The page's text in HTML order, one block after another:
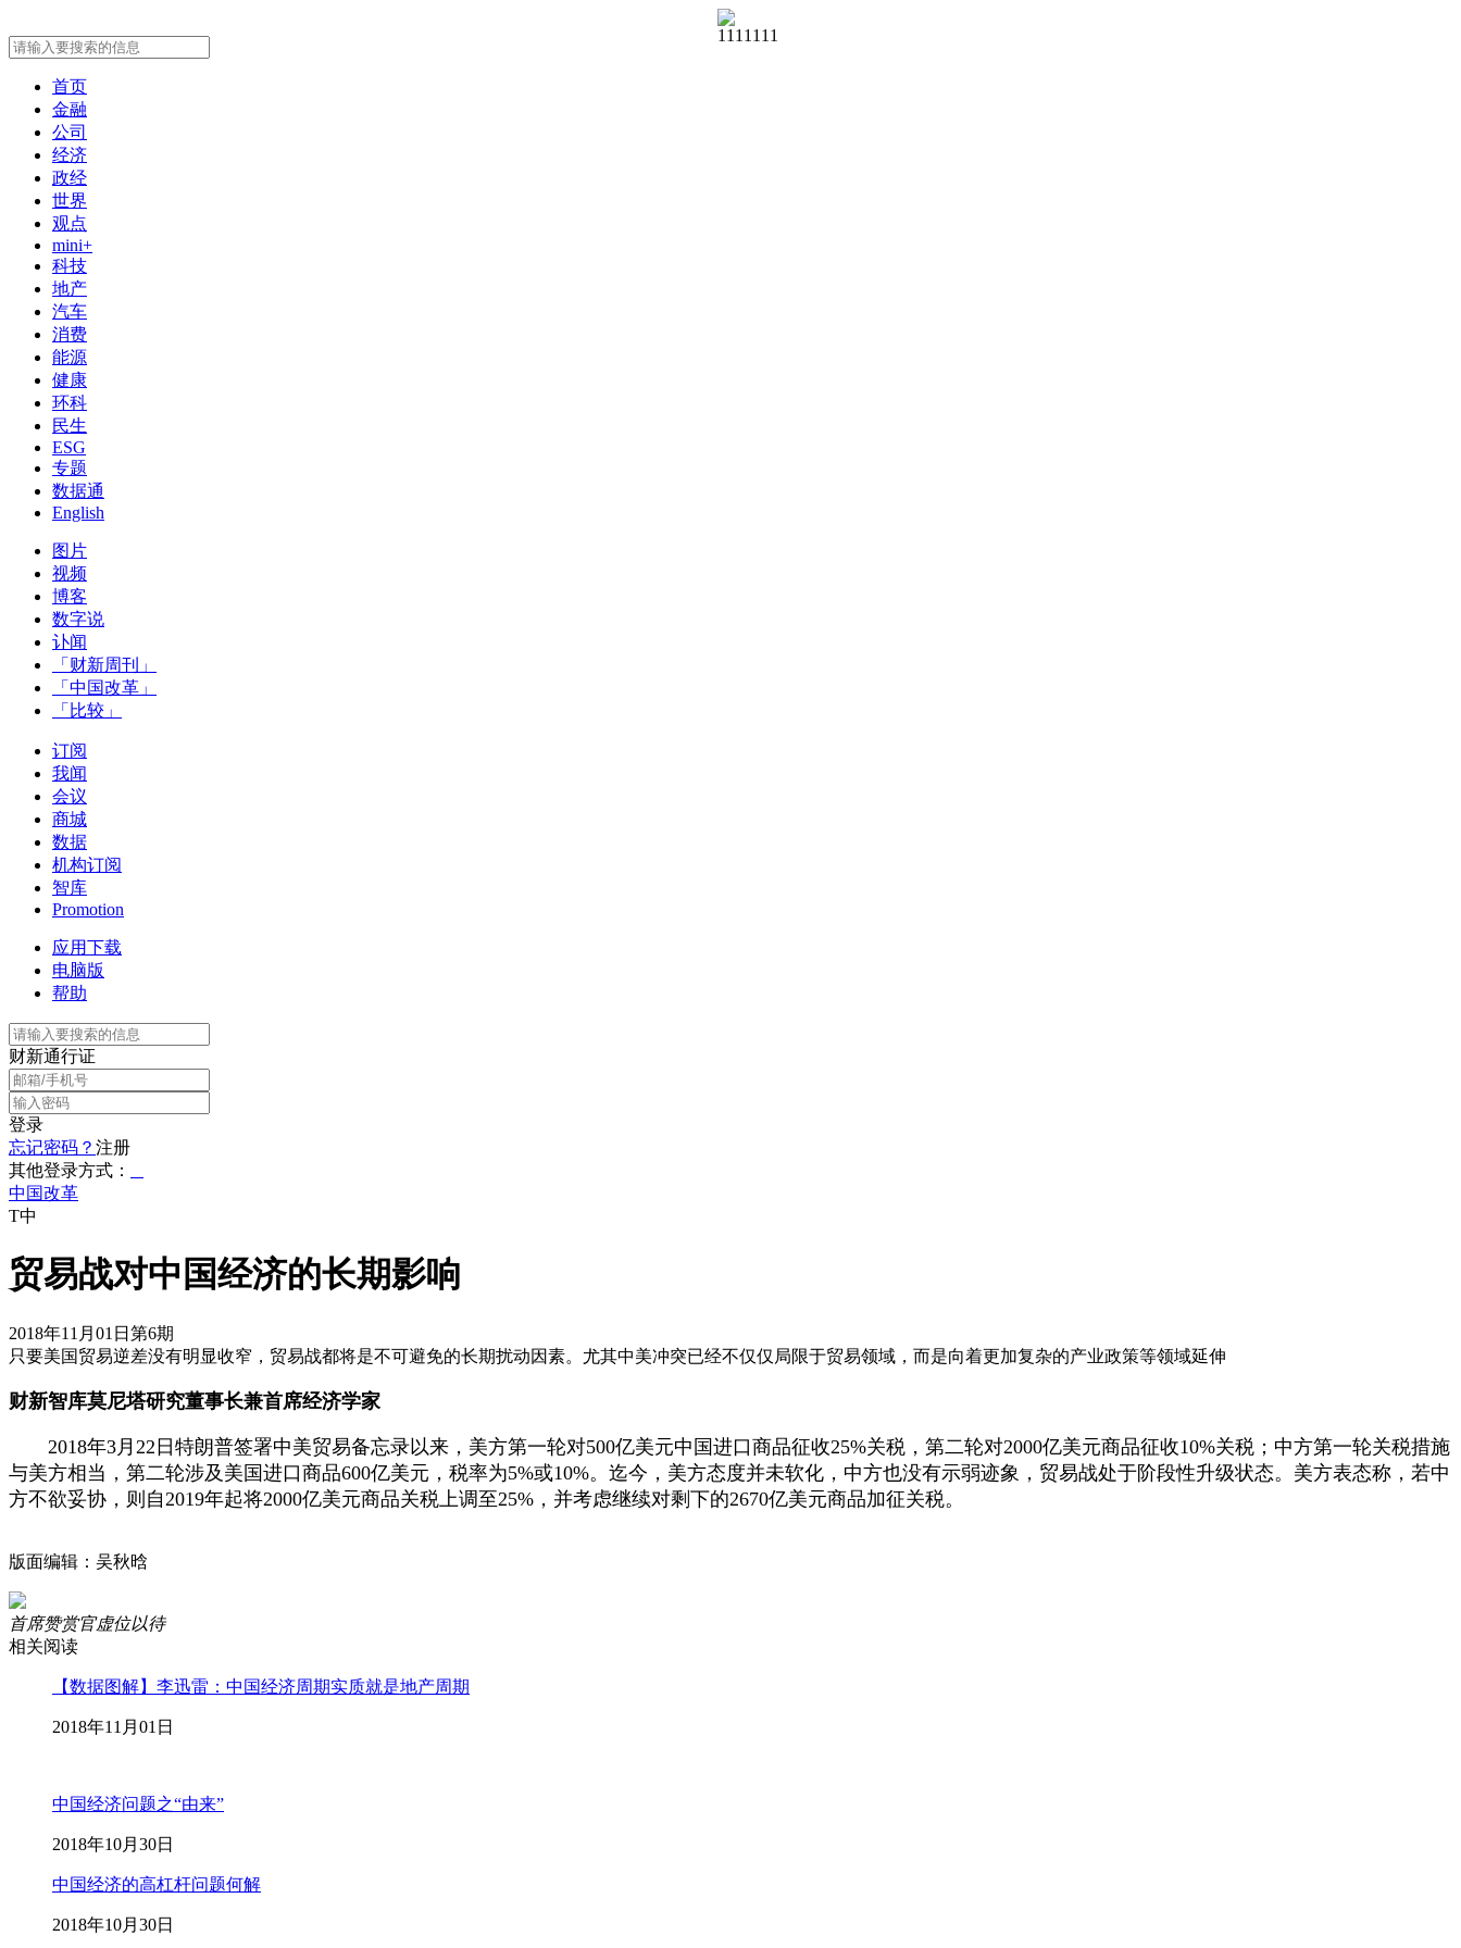
首页
金融
公司
经济
政经
世界
观点
mini+
科技
地产
汽车
消费
能源
健康
环科
民生
ESG
专题
数据通
English
图片
视频
博客
数字说
讣闻
「财新周刊」
「中国改革」
「比较」
订阅
我闻
会议
商城
数据
机构订阅
智库
Promotion
应用下载
电脑版
帮助
财新通行证
登录
忘记密码？ 注册
其他登录方式：
中国改革
T中
贸易战对中国经济的长期影响
2018年11月01日第6期
只要美国贸易逆差没有明显收窄，贸易战都将是不可避免的长期扰动因素。尤其中美冲突已经不仅仅局限于贸易领域，而是向着更加复杂的产业政策等领域延伸
财新智库莫尼塔研究董事长兼首席经济学家
2018年3月22日特朗普签署中美贸易备忘录以来，美方第一轮对500亿美元中国进口商品征收25%关税，第二轮对2000亿美元商品征收10%关税；中方第一轮关税措施
与美方相当，第二轮涉及美国进口商品600亿美元，税率为5%或10%。迄今，美方态度并未软化，中方也没有示弱迹象，贸易战处于阶段性升级状态。美方表态称，若中
方不欲妥协，则自2019年起将2000亿美元商品关税上调至25%，并考虑继续对剩下的2670亿美元商品加征关税。
版面编辑：吴秋晗
首席赞赏官虚位以待
相关阅读
【数据图解】李迅雷：中国经济周期实质就是地产周期
2018年11月01日
中国经济问题之“由来”
2018年10月30日
中国经济的高杠杆问题何解
2018年10月30日